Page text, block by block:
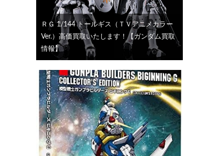
ＲＧ 1/144 トールギス（ＴＶアニメカラー
Ver.）高価買取いたします！【ガンダム買取
情報】